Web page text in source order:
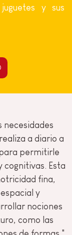
y sus
necesidades
a diario a
permitirle
cognitivas. Esta
fina,
y
nociones
como las